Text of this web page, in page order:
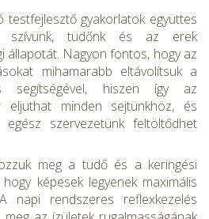
gyakorlatok együttes
szívünk, tüdőnk és az erek
ál­lapotát. Nagyon fontos, hogy az
mihama­rabb eltávolítsuk a
segítségével, hiszen így az
eljuthat minden sejtünkhöz, és
egész szervezetünk feltöltődhet
meg a tüdő és a keringési
képesek legyenek maximális
napi rendszeres reflexkezelés